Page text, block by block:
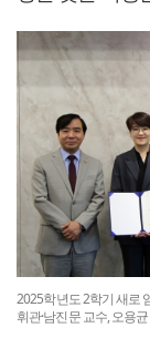
2025학년도 2학기 새로
휘관·남진문 교수, 오용